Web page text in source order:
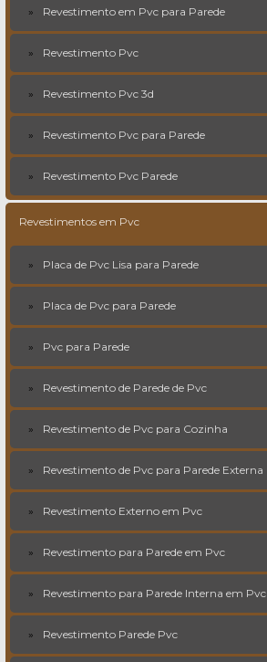
Revestimento em Pvc para Parede
Revestimento Pvc
Revestimento Pvc 3d
Revestimento Pvc para Parede
Revestimento Pvc Parede
Revestimentos em Pvc
Placa de Pvc Lisa para Parede
Placa de Pvc para Parede
Pvc para Parede
Revestimento de Parede de Pvc
Revestimento de Pvc para Cozinha
Revestimento de Pvc para Parede Externa
Revestimento Externo em Pvc
Revestimento para Parede em Pvc
Revestimento para Parede Interna em Pvc
Revestimento Parede Pvc